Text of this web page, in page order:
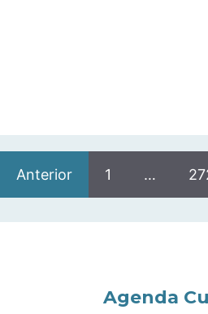
Anterior 1 …
Agenda